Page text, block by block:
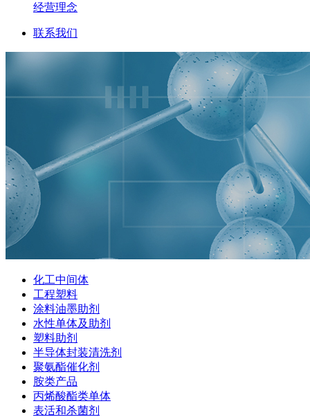
经营理念
联系我们
化工中间体
工程塑料
涂料油墨助剂
水性单体及助剂
塑料助剂
半导体封装清洗剂
聚氨酯催化剂
胺类产品
丙烯酸酯类单体
表活和杀菌剂